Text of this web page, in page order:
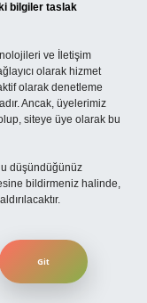
bilgiler taslak
ve İletişim
olarak hizmet
olarak denetleme
Ancak, üyelerimiz
siteye üye olarak bu
düşündüğünüz
bildirmeniz halinde,